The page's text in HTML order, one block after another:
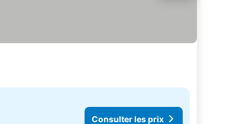
Consulter les prix